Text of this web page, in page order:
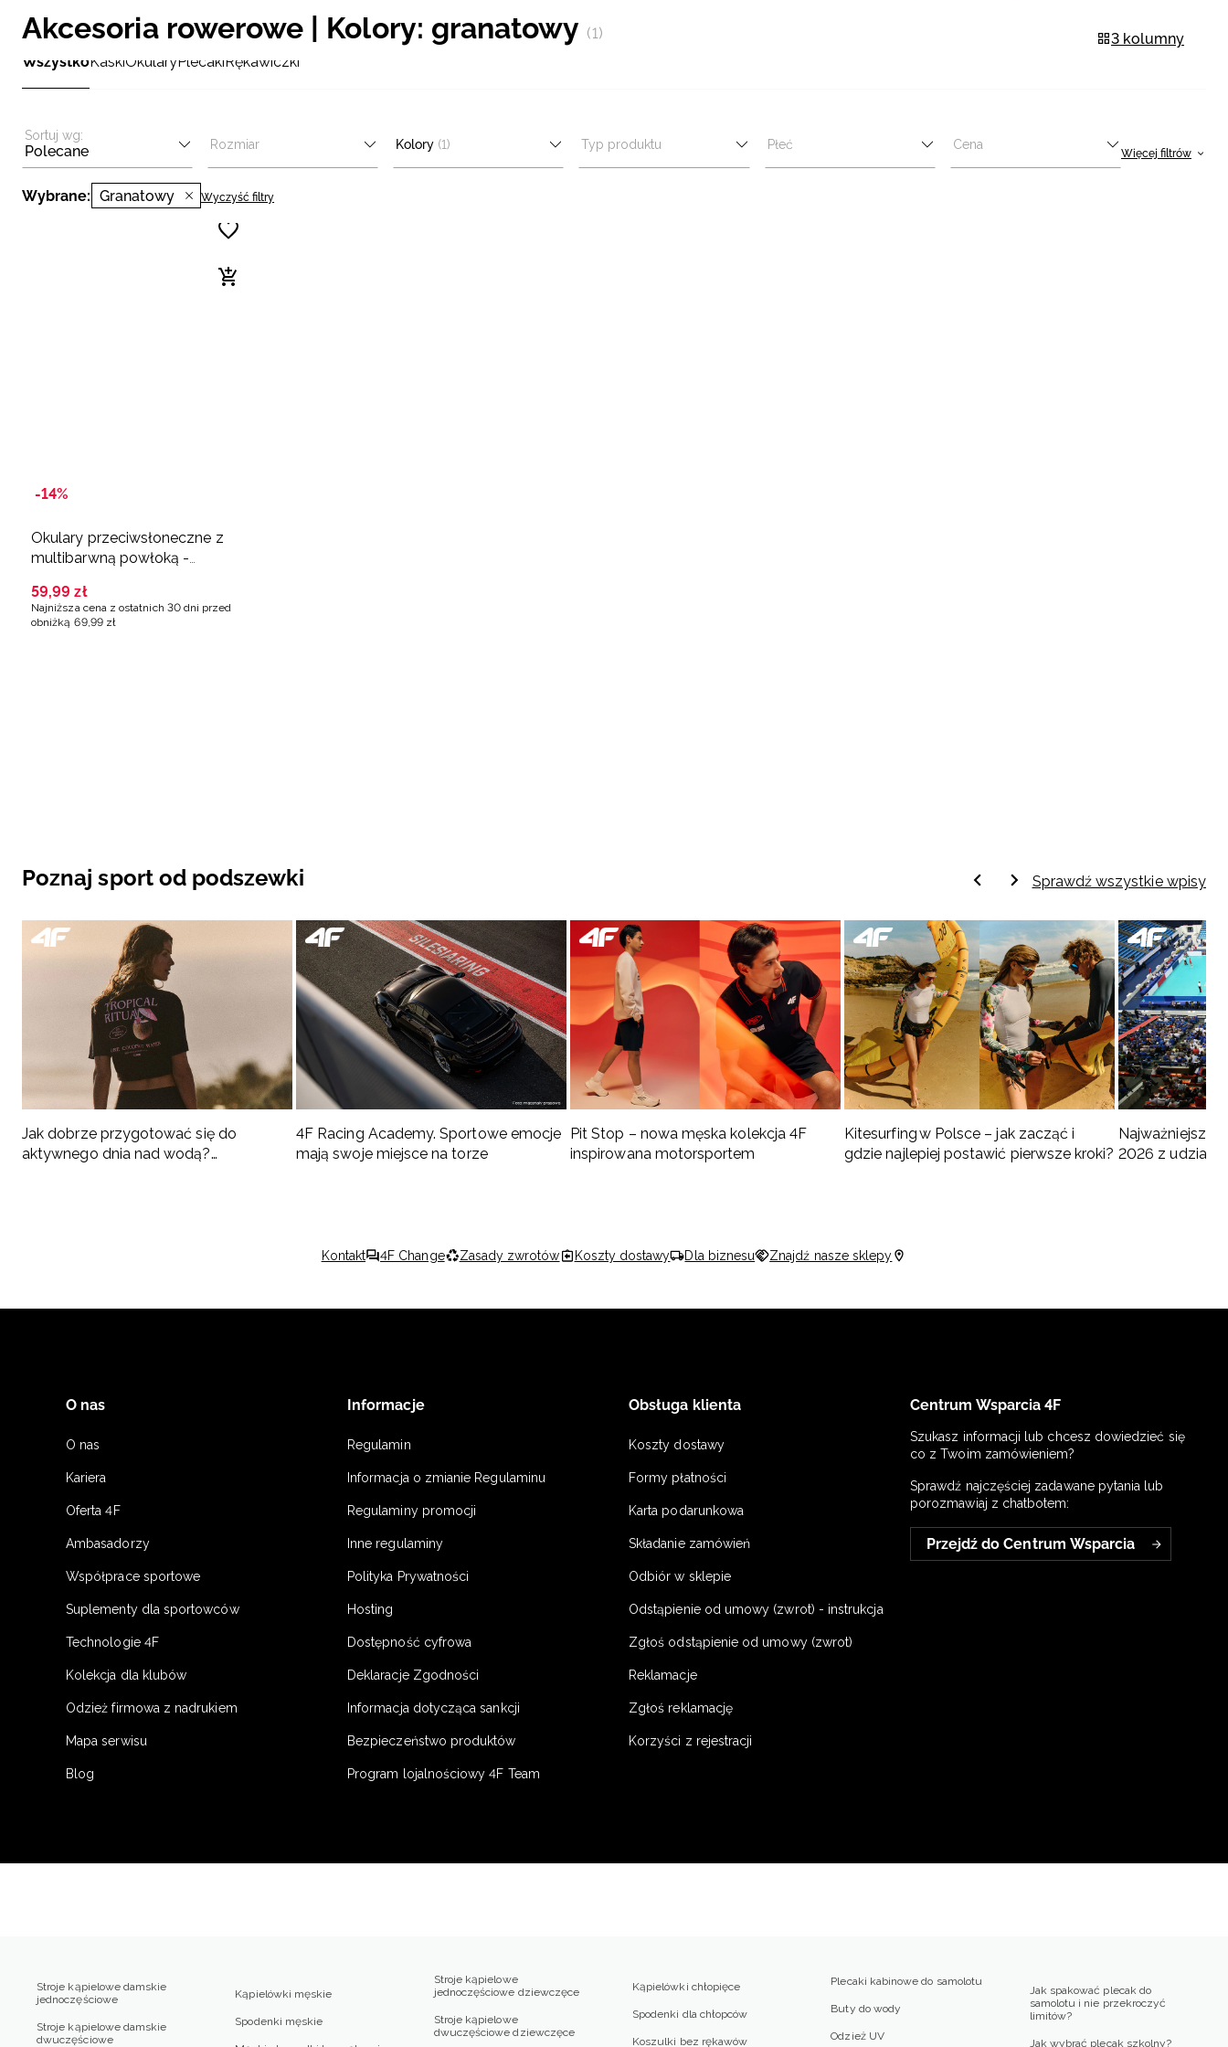
3 kolumny
Akcesoria rowerowe | Kolory: granatowy (1)
WszystkoKaskiOkularyPlecakiRękawiczki
Sortuj wg:
Polecane Rozmiar Kolory (1) Typ produktu Płeć Cena
Więcej filtrów
Wybrane: Granatowy Wyczyść filtry
-14%
Okulary przeciwsłoneczne z
multibarwną powłoką -
59,99 zł
Najniższa cena z ostatnich 30 dni przed
obniżką 69,99 zł
Poznaj sport od podszewki Sprawdź wszystkie wpisy
Jak dobrze przygotować się do
aktywnego dnia nad wodą?
4F Racing Academy. Sportowe emocje
mają swoje miejsce na torze
Pit Stop – nowa męska kolekcja 4F
inspirowana motorsportem
Kitesurfing w Polsce – jak zacząć i
gdzie najlepiej postawić pierwsze kroki?
Najważniejsze
2026 z
Kontakt 4F Change Zasady zwrotów Koszty dostawy Dla biznesu Znajdź nasze sklepy
O nas
O nas
Kariera
Oferta 4F
Ambasadorzy
Współprace sportowe
Suplementy dla sportowców
Technologie 4F
Kolekcja dla klubów
Odzież firmowa z nadrukiem
Mapa serwisu
Blog
Informacje
Regulamin
Informacja o zmianie Regulaminu
Regulaminy promocji
Inne regulaminy
Polityka Prywatności
Hosting
Dostępność cyfrowa
Deklaracje Zgodności
Informacja dotycząca sankcji
Bezpieczeństwo produktów
Program lojalnościowy 4F Team
Obsługa klienta
Koszty dostawy
Formy płatności
Karta podarunkowa
Składanie zamówień
Odbiór w sklepie
Odstąpienie od umowy (zwrot) - instrukcja
Zgłoś odstąpienie od umowy (zwrot)
Reklamacje
Zgłoś reklamację
Korzyści z rejestracji
Centrum Wsparcia 4F
Szukasz informacji lub chcesz dowiedzieć się
co z Twoim zamówieniem?
Sprawdź najczęściej zadawane pytania lub
porozmawiaj z chatbotem:
Przejdź do Centrum Wsparcia
Stroje kąpielowe damskie
jednoczęściowe
Stroje kąpielowe damskie
dwuczęściowe
Kąpielówki męskie
Spodenki męskie
Stroje kąpielowe
jednoczęściowe dziewczęce
Stroje kąpielowe
dwuczęściowe dziewczęce
Kąpielówki chłopięce
Spodenki dla chłopców
Koszulki bez rękawów
Plecaki kabinowe do samolotu
Buty do wody
Odzież UV
Jak spakować plecak do
samolotu i nie przekroczyć
limitów?
Jak wybrać plecak szkolny?